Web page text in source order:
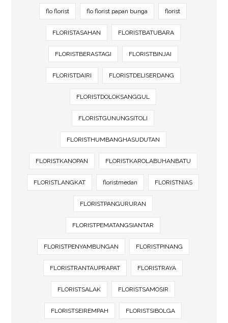
flo florist flo florist papan bunga florist
FLORISTASAHAN FLORISTBATUBARA
FLORISTBERASTAGI FLORISTBINJAI
FLORISTDAIRI FLORISTDELISERDANG
FLORISTDOLOKSANGGUL
FLORISTGUNUNGSITOLI
FLORISTHUMBANGHASUDUTAN
FLORISTKANOPAN FLORISTKAROLABUHANBATU
FLORISTLANGKAT floristmedan FLORISTNIAS
FLORISTPANGURURAN
FLORISTPEMATANGSIANTAR
FLORISTPENYAMBUNGAN FLORISTPINANG
FLORISTRANTAUPRAPAT FLORISTRAYA
FLORISTSALAK FLORISTSAMOSIR
FLORISTSEIREMPAH FLORISTSIBOLGA